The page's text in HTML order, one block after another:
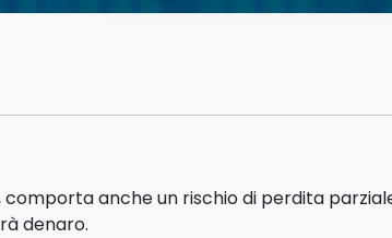
anche un rischio di perdita
denaro.